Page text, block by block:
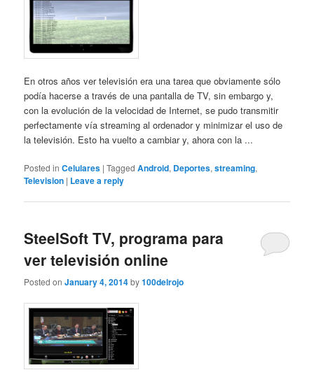
En otros años ver televisión era una tarea que obviamente sólo
podía hacerse a través de una pantalla de TV, sin embargo y,
con la evolución de la velocidad de Internet, se pudo transmitir
perfectamente vía streaming al ordenador y minimizar el uso de
la televisión. Esto ha vuelto a cambiar y, ahora con la ...
Posted in Celulares |Tagged Android, Deportes,streaming,
Television | Leave a reply
SteelSoft TV, programa para
ver televisión online
Posted onJanuary 4, 2014by100delrojo